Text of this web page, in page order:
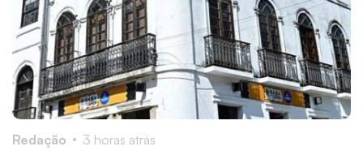
Redação 3 horas atrás